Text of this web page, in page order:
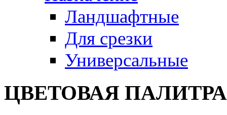
Ландшафтные
Для срезки
Универсальные
ЦВЕТОВАЯ